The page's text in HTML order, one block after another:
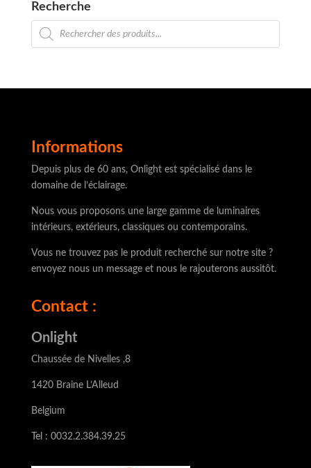
Recherche
Recherche
de
produits
Informations
Depuis plus de 60 ans, Onlight est spécialisé dans le
domaine de l’éclairage.
Nous vous proposons une large gamme de luminaires
intérieurs, extérieurs, classiques ou contemporains.
Vous ne trouvez pas le produit recherché sur notre site ?
envoyez nous un message et nous le rajouterons aussitôt.
Contact :
Onlight
Chaussée de Nivelles ,8
1420 Braine L’Alleud
Belgium
Tel : 0032.2.384.39.25